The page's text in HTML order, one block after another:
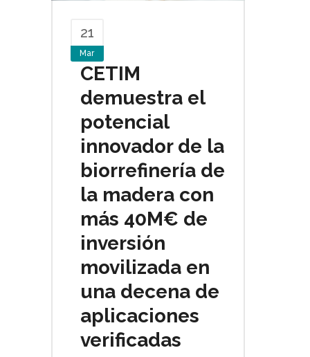
21
Mar
CETIM
demuestra el
potencial
innovador de la
biorrefinería de
la madera con
más 40M€ de
inversión
movilizada en
una decena de
aplicaciones
verificadas